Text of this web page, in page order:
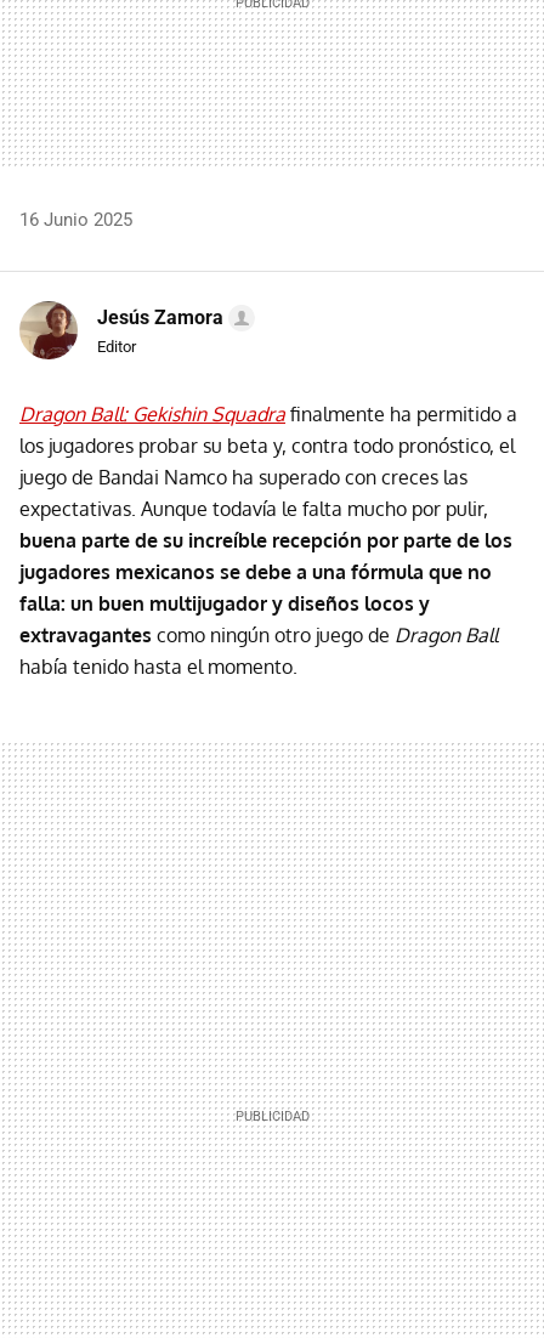
16 Junio 2025
Jesús Zamora
Editor
Dragon Ball: Gekishin Squadra finalmente ha permitido a
los jugadores probar su beta y, contra todo pronóstico, el
juego de Bandai Namco ha superado con creces las
expectativas. Aunque todavía le falta mucho por pulir,
buena parte de su increíble recepción por parte de los
jugadores mexicanos se debe a una fórmula que no
falla: un buen multijugador y diseños locos y
extravagantes como ningún otro juego de Dragon Ball
había tenido hasta el momento.